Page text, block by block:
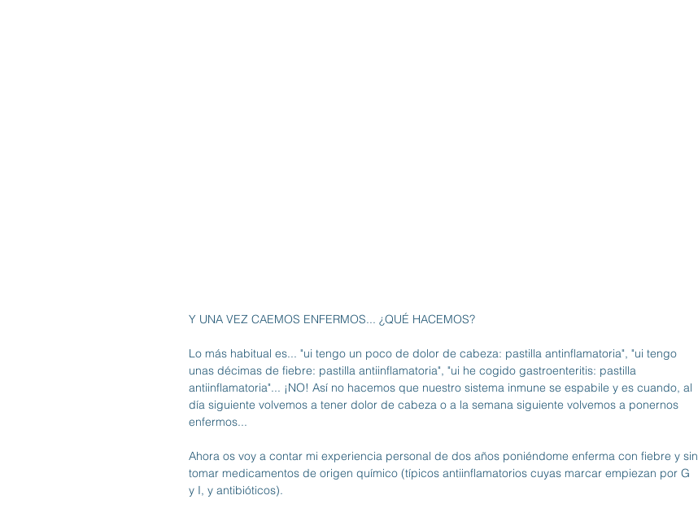
Y UNA VEZ CAEMOS ENFERMOS... ¿QUÉ HACEMOS?
Lo más habitual es... "ui tengo un poco de dolor de cabeza: pastilla antinflamatoria", "ui tengo
unas décimas de fiebre: pastilla antiinflamatoria", "ui he cogido gastroenteritis: pastilla
antiinflamatoria"... ¡NO! Así no hacemos que nuestro sistema inmune se espabile y es cuando, al
día siguiente volvemos a tener dolor de cabeza o a la semana siguiente volvemos a ponernos
enfermos...
Ahora os voy a contar mi experiencia personal de dos años poniéndome enferma con fiebre y sin
tomar medicamentos de origen químico (típicos antiinflamatorios cuyas marcar empiezan por G
y I, y antibióticos).